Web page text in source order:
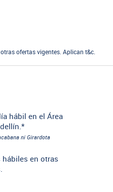
ofertas vigentes. Aplican t&c.
hábil en el Área
ni Girardota
hábiles en otras